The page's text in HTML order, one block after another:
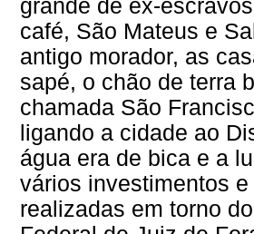
grande de ex-
café, São Mateus e
antigo morador, as
sapé, o chão de terra
chamada São
ligando a cidade ao
água era de bica e a
vários investimentos
realizadas em torno